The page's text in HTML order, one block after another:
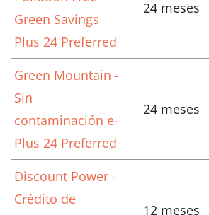
Green Savings
Plus 24 Preferred
24 meses
Green Mountain -
Sin
contaminación e-
Plus 24 Preferred
24 meses
Discount Power -
Crédito de
12 meses